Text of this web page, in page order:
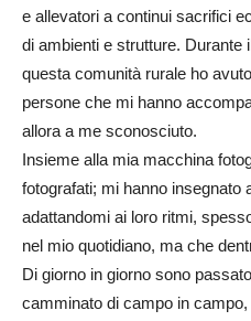
e allevatori a continui sacrifici
di ambienti e strutture. Durante
questa comunità rurale ho
persone che mi hanno
allora a me sconosciuto.
Insieme alla mia macchina
fotografati; mi hanno insegnato
adattandomi ai loro ritmi,
nel mio quotidiano, ma che
Di giorno in giorno sono
camminato di campo in campo,